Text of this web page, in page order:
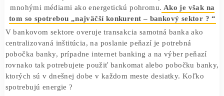
spotrebovanej energie.
Rapídny nárast cien väčšiny kryptomien za posledný
odzrkadlil aj na celkovej spotrebe elektriny, ktorá sa
medziročne zvýšila viac ako 3-násobne, čo je
mnohými médiami ako energetickú pohromu.Ako je
tom so spotrebou „najväčší konkurent – bankový
V bankovom sektore overuje transakcia samotná banka